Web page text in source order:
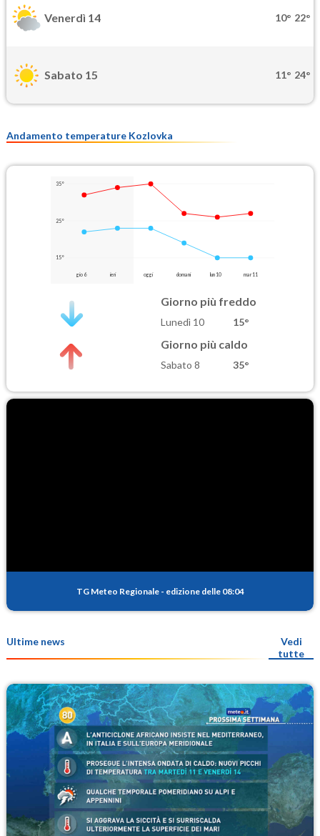
Venerdì 14 10° 22°
Sabato 15 11° 24°
Andamento temperature Kozlovka
35°
25°
15°
gio 6 ieri oggi domani lun 10 mar 11
Giorno più freddo
Lunedì 10 15°
Giorno più caldo
Sabato 8 35°
TG Meteo Regionale - edizione delle 08:04
Ultime news
Vedi
tutte